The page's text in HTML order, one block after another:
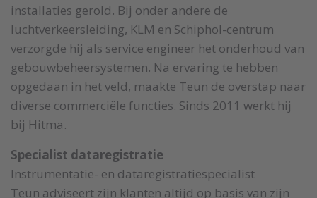
installaties gerold. Bij onder andere de
luchtverkeersleiding, KLM en Schiphol-centrum
verzorgde hij als service engineer het onderhoud van
gebouwbeheersystemen. Na ervaring te hebben
opgedaan in het veld, maakte Teun de overstap naar
diverse commerciële functies. Sinds 2011 werkt hij
bij Hitma.
Specialist dataregistratie
Instrumentatie- en dataregistratiespecialist
Teun adviseert zijn klanten altijd op basis van zijn